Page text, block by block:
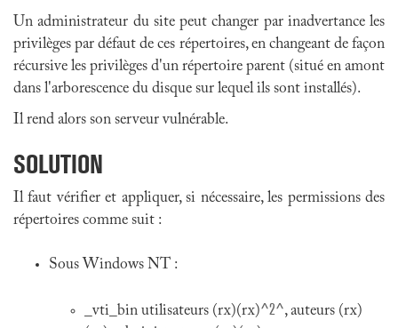
Un administrateur du site peut changer par inadvertance les
privilèges par défaut de ces répertoires, en changeant de façon
récursive les privilèges d'un répertoire parent (situé en amont
dans l'arborescence du disque sur lequel ils sont installés).
Il rend alors son serveur vulnérable.
SOLUTION
Il faut vérifier et appliquer, si nécessaire, les permissions des
répertoires comme suit :
Sous Windows NT :
_vti_bin utilisateurs (rx)(rx)^2^, auteurs (rx)